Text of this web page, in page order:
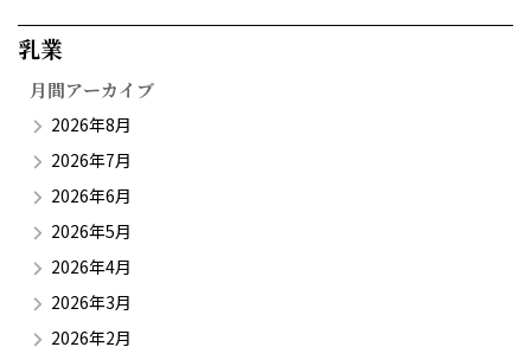
乳業​
月間アーカイブ
2026年8月
2026年7月
2026年6月
2026年5月
2026年4月
2026年3月
2026年2月